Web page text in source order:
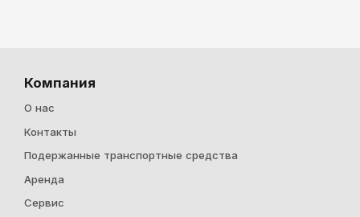
Компания
О нас
Контакты
Подержанные транспортные средства
Аренда
Cервис